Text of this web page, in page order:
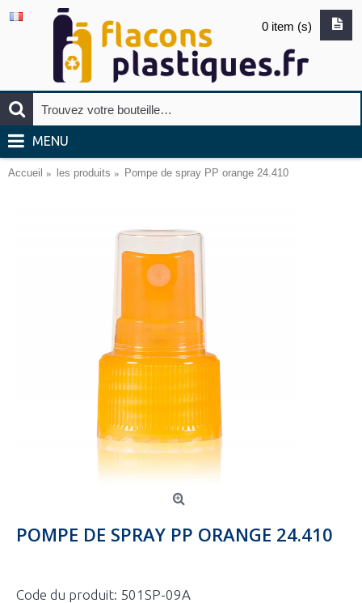
0 item (s)
MENU
Accueil les produits Pompe de spray PP orange 24.410
POMPE DE SPRAY PP ORANGE 24.410
Code du produit: 501SP-09A